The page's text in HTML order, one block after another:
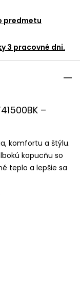
predmetu
3 pracovné dni.
–
komfortu a štýlu.
kapucňu so
teplo a lepšie sa